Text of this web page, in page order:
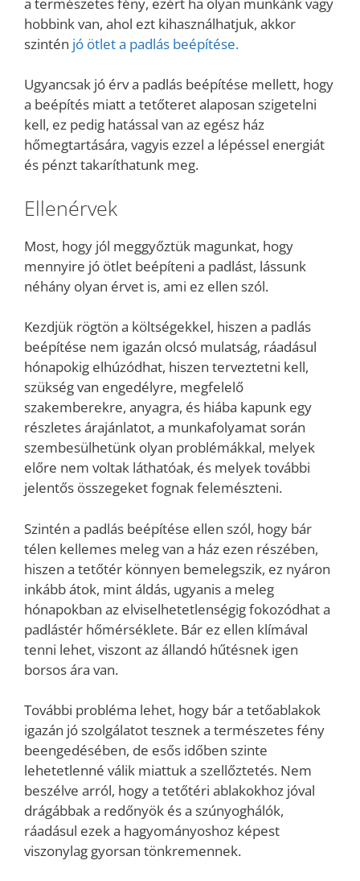
hobbink van, ahol ezt kihasználhatjuk, akkor
szintén jó ötlet a padlás beépítése.
Ugyancsak jó érv a padlás beépítése mellett, hogy
a beépítés miatt a tetőteret alaposan szigetelni
kell, ez pedig hatással van az egész ház
hőmegtartására, vagyis ezzel a lépéssel energiát
és pénzt takaríthatunk meg.
Ellenérvek
Most, hogy jól meggyőztük magunkat, hogy
mennyire jó ötlet beépíteni a padlást, lássunk
néhány olyan érvet is, ami ez ellen szól.
Kezdjük rögtön a költségekkel, hiszen a padlás
beépítése nem igazán olcsó mulatság, ráadásul
hónapokig elhúzódhat, hiszen terveztetni kell,
szükség van engedélyre, megfelelő
szakemberekre, anyagra, és hiába kapunk egy
részletes árajánlatot, a munkafolyamat során
szembesülhetünk olyan problémákkal, melyek
előre nem voltak láthatóak, és melyek további
jelentős összegeket fognak felemészteni.
Szintén a padlás beépítése ellen szól, hogy bár
télen kellemes meleg van a ház ezen részében,
hiszen a tetőtér könnyen bemelegszik, ez nyáron
inkább átok, mint áldás, ugyanis a meleg
hónapokban az elviselhetetlenségig fokozódhat a
padlástér hőmérséklete. Bár ez ellen klímával
tenni lehet, viszont az állandó hűtésnek igen
borsos ára van.
További probléma lehet, hogy bár a tetőablakok
igazán jó szolgálatot tesznek a természetes fény
beengedésében, de esős időben szinte
lehetetlenné válik miattuk a szellőztetés. Nem
beszélve arról, hogy a tetőtéri ablakokhoz jóval
drágábbak a redőnyök és a szúnyoghálók,
ráadásul ezek a hagyományoshoz képest
viszonylag gyorsan tönkremennek.